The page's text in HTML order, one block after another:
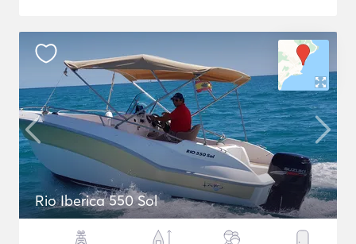
Rio Iberica 550 Sol